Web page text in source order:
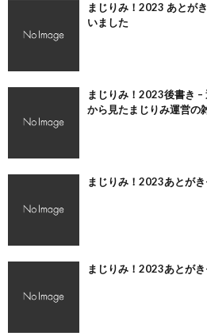
まじりみ！2023 あとが
いました
まじりみ！2023後書き
から見たまじりみ運営の
まじりみ！2023あとが
まじりみ！2023あとが